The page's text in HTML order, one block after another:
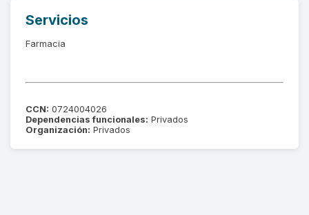
Servicios
Farmacia
CCN: 0724004026
Dependencias funcionales: Privados
Organización: Privados